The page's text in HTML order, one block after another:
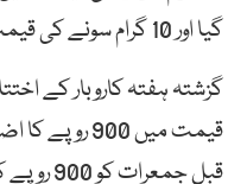
گیا اور 10 گرام سونے کی قیمت 72 ہزار 16 روپے ہو گئی۔
گزشتہ ہفتہ کاروبار کے
قیمت میں
قبل جمعرات کو 900 روپے کی کمی بھی ہوئی تھی۔